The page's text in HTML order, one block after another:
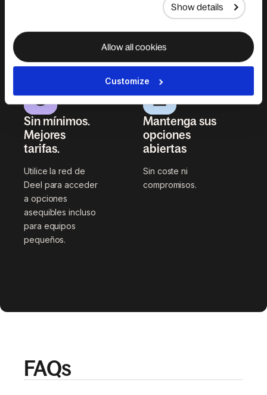
Show details
Allow all cookies
Customize
necesidades de su
integran en su
sistema.
Sin mínimos.
Mejores
tarifas.
Utilice la red de
Deel para acceder
a opciones
asequibles incluso
para equipos
pequeños.
Mantenga sus
opciones
abiertas
Sin coste ni
compromisos.
FAQs